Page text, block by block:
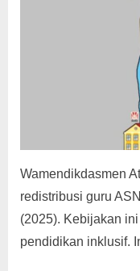
Wamendikdasmen
redistribusi guru
(2025). Kebijakan
pendidikan inklusif.